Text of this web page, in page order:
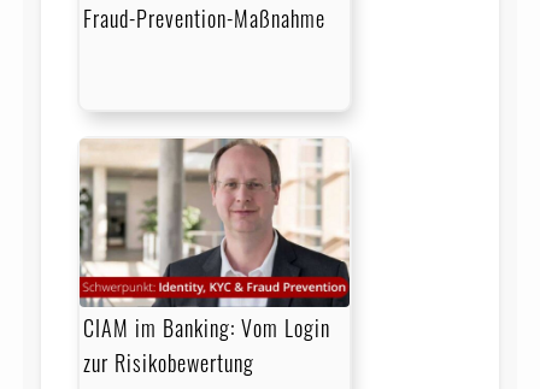
Fraud-Prevention-Maßnahme
CIAM im Banking: Vom Login
zur Risikobewertung